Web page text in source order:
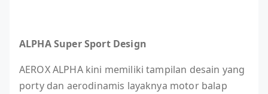
ALPHA Super Sport Design
AEROX ALPHA kini memiliki tampilan desain yang
porty dan aerodinamis layaknya motor balap